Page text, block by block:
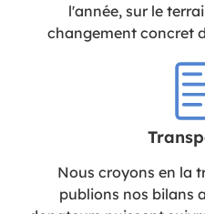
l'année, sur le
changement concret
Nous croyons en la
publions nos bilans